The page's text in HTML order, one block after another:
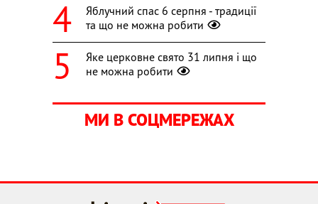
Яблучний спас 6 серпня - традиції
та що не можна робити
Яке церковне свято 31 липня і що
не можна робити
МИ В СОЦМЕРЕЖАХ